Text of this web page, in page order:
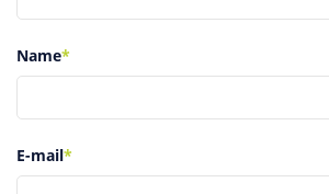
Name*
E-mail*